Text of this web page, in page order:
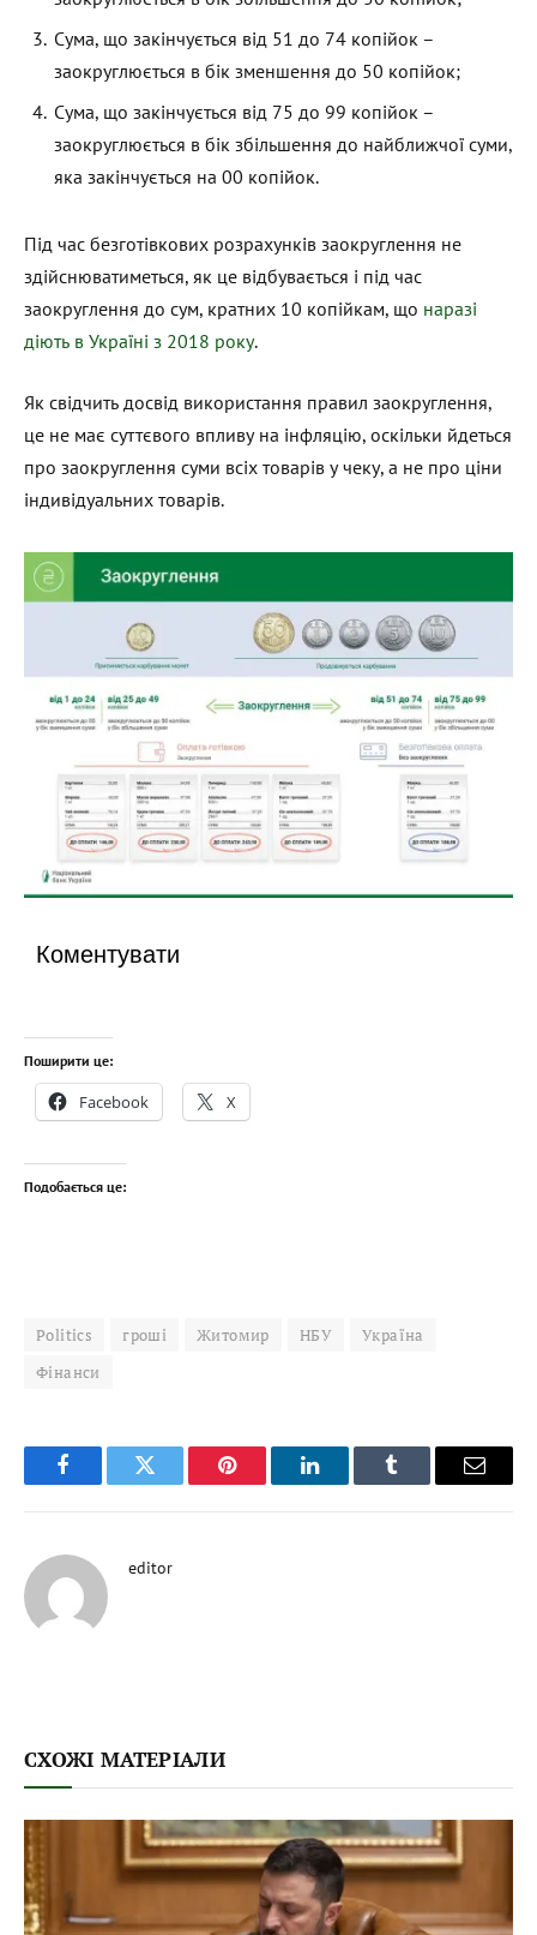
Сума, що закінчується від 51 до 74 копійок –
заокруглюється в бік зменшення до 50 копійок;
Сума, що закінчується від 75 до 99 копійок –
заокруглюється в бік збільшення до найближчої суми,
яка закінчується на 00 копійок.
Під час безготівкових розрахунків заокруглення не
здійснюватиметься, як це відбувається і під час
заокруглення до сум, кратних 10 копійкам, що наразі
діють в Україні з 2018 року.
Як свідчить досвід використання правил заокруглення,
це не має суттєвого впливу на інфляцію, оскільки йдеться
про заокруглення суми всіх товарів у чеку, а не про ціни
індивідуальних товарів.
Коментувати
Поширити це:
Facebook X
Подобається це:
Politics гроші Житомир НБУ
Україна
Фінанси
FacebookTwitter Pinterest LinkedInTumblr Email
editor
СХОЖІ МАТЕРІАЛИ